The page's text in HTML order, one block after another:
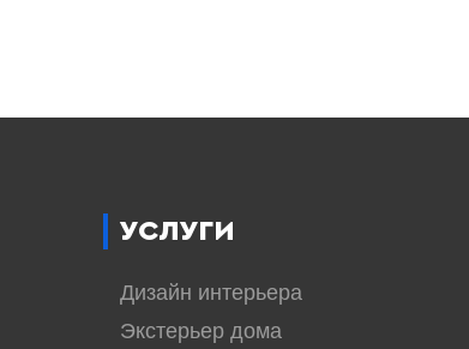
УСЛУГИ
Дизайн интерьера
Экстерьер дома